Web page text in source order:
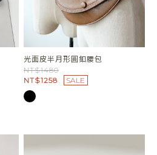
光面皮半月形圓釦腰包
NT$1480
NT$1258
SALE